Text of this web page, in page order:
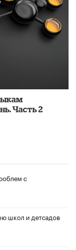
Часть 2
с
школ и детсадов